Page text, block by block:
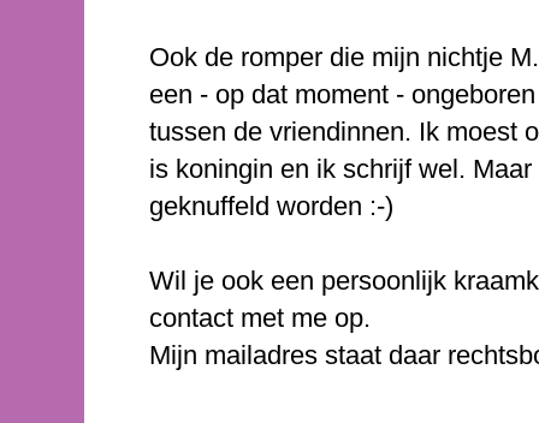
Ook de romper die mijn nichtje
een - op dat moment -
tussen de vriendinnen. Ik moest
is koningin en ik schrijf wel.
geknuffeld worden :-)
Wil je ook een persoonlijk
contact met me op.
Mijn mailadres staat daar